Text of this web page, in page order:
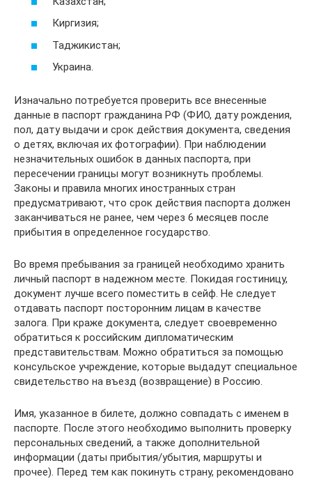
Киргизия;
Таджикистан;
Украина.
Изначально потребуется проверить все внесенные
данные в паспорт гражданина РФ (ФИО, дату рождения,
пол, дату выдачи и срок действия документа, сведения
о детях, включая их фотографии). При наблюдении
незначительных ошибок в данных паспорта, при
пересечении границы могут возникнуть проблемы.
Законы и правила многих иностранных стран
предусматривают, что срок действия паспорта должен
заканчиваться не ранее, чем через 6 месяцев после
прибытия в определенное государство.
Во время пребывания за границей необходимо хранить
личный паспорт в надежном месте. Покидая гостиницу,
документ лучше всего поместить в сейф. Не следует
отдавать паспорт посторонним лицам в качестве
залога. При краже документа, следует своевременно
обратиться к российским дипломатическим
представительствам. Можно обратиться за помощью
консульское учреждение, которые выдадут специальное
свидетельство на въезд (возвращение) в Россию.
Имя, указанное в билете, должно совпадать с именем в
паспорте. После этого необходимо выполнить проверку
персональных сведений, а также дополнительной
информации (даты прибытия/убытия, маршруты и
прочее). Перед тем как покинуть страну, рекомендовано